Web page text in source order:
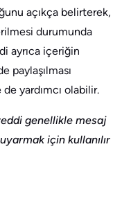
açıkça belirterek,
durumunda
ayrıca içeriğin
paylaşılması
yardımcı olabilir.
genellikle mesaj
için kullanılır